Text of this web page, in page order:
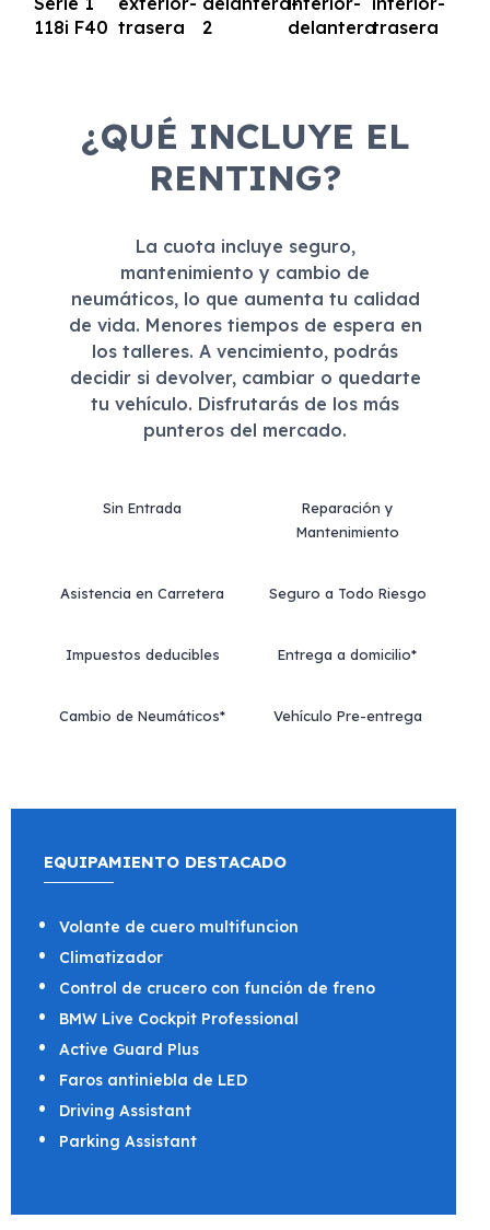
¿QUÉ INCLUYE EL
RENTING?
La cuota incluye seguro,
mantenimiento y cambio de
neumáticos, lo que aumenta tu calidad
de vida. Menores tiempos de espera en
los talleres. A vencimiento, podrás
decidir si devolver, cambiar o quedarte
tu vehículo. Disfrutarás de los más
punteros del mercado.
Sin Entrada
Reparación y
Mantenimiento
Asistencia en Carretera Seguro a Todo Riesgo
Impuestos deducibles Entrega a domicilio*
Cambio de Neumáticos* Vehículo Pre-entrega
EQUIPAMIENTO DESTACADO
Volante de cuero multifuncion
Climatizador
Control de crucero con función de freno
BMW Live Cockpit Professional
Active Guard Plus
Faros antiniebla de LED
Driving Assistant
Parking Assistant